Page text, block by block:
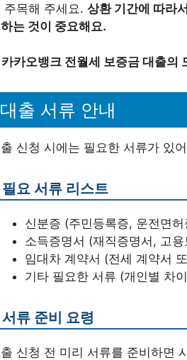
주목해 주세요. 상환 기간에 따라
는 것이 중요해요.
카카오뱅크 전월세 보증금 대출의
대출 서류 안내
신청 시에는 필요한 서류가 있
필요 서류 리스트
신분증 (주민등록증, 운전면허
소득증명서 (재직증명서, 고
임대차 계약서 (전세 계약서
기타 필요한 서류 (개인별 차
서류 준비 요령
신청 전 미리 서류를 준비하면